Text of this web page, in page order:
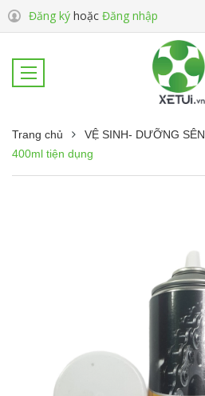
Đăng ký hoặc Đăng nhập
Trang chủ VỆ SINH- DƯỠNG SÊN
400ml tiện dụng